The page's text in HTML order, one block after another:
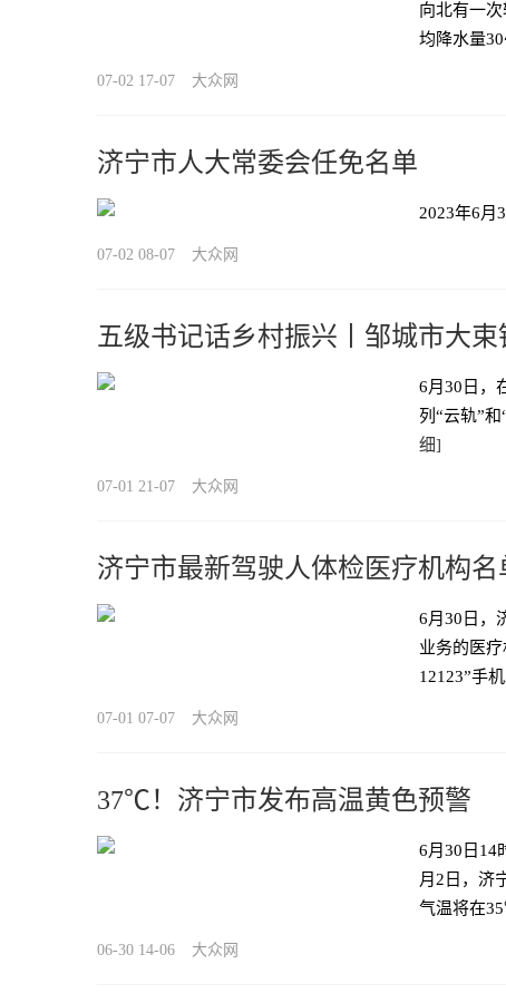
向北有一
均降水量
07-02 17-07 大众网
济宁市人大常委会任免名单
2023年6月
07-02 08-07 大众网
五级书记话乡村振兴丨邹城市大
小产业带动大发展
6月30日，
列“云轨”
细]
07-01 21-07 大众网
济宁市最新驾驶人体检医疗机构名
6月30日，
业务的医
12123”手
07-01 07-07 大众网
37℃！济宁市发布高温黄色预警
6月30日14
月2日，济
气温将在
06-30 14-06 大众网